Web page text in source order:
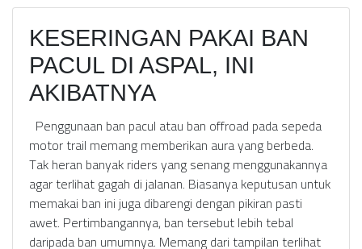
KESERINGAN PAKAI BAN
PACUL DI ASPAL, INI
AKIBATNYA
Penggunaan ban pacul atau ban offroad pada sepeda
motor trail memang memberikan aura yang berbeda.
Tak heran banyak riders yang senang menggunakannya
agar terlihat gagah di jalanan. Biasanya keputusan untuk
memakai ban ini juga dibarengi dengan pikiran pasti
awet. Pertimbangannya, ban tersebut lebih tebal
daripada ban umumnya. Memang dari tampilan terlihat